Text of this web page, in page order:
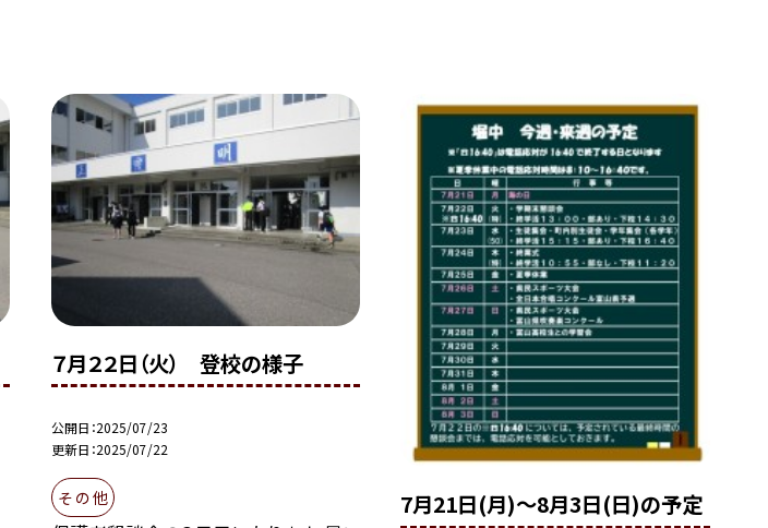
７月２２日（火） 登校の様子
公開日 2025/07/23
更新日 2025/07/22
そ の 他 7月21日(月)〜8月3日(日)の予定